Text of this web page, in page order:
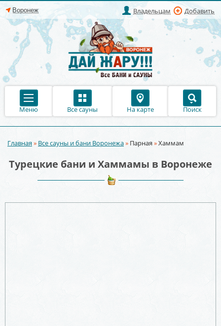
Владельцам Добавить
Меню Все сауны На карте Поиск
Вы здесь
Главная» Все сауны и бани Воронежа» Парная»Хаммам
Турецкие бани и Хаммамы в Воронеже